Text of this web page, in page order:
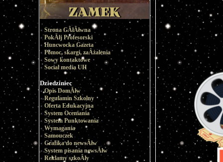
Strona GÂłĂłwna
PokĂłj Profesorski
Huncwocka Gazeta
Pomoc, skargi, zaÂżalenia
Sowy kontaktowe
Social media UH
Dziedziniec
Opis DomĂłw
Regulamin Szkolny
Oferta Edukacyjna
System Oceniania
System Punktowania
Wymagania
Samouczek
Grafika do newsĂłw
System pisania newsĂłw
Reklamy szkoÂły